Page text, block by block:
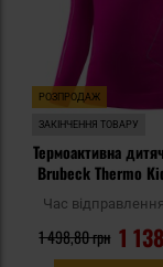
РОЗПРОДАЖ
ЗАКІНЧЕННЯ ТОВАРУ
Термоактивна
Brubeck Thermo
Час
1
1 498,80 грн